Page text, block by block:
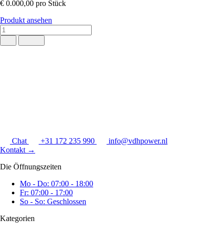
€ 0.000,00 pro Stück
Produkt ansehen
Chat +31 172 235 990
info@vdhpower.nl
Kontakt →
Die Öffnungszeiten
Mo - Do: 07:00 - 18:00
Fr: 07:00 - 17:00
So - So: Geschlossen
Kategorien